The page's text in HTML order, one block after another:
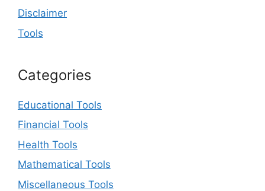
Disclaimer
Tools
Categories
Educational Tools
Financial Tools
Health Tools
Mathematical Tools
Miscellaneous Tools